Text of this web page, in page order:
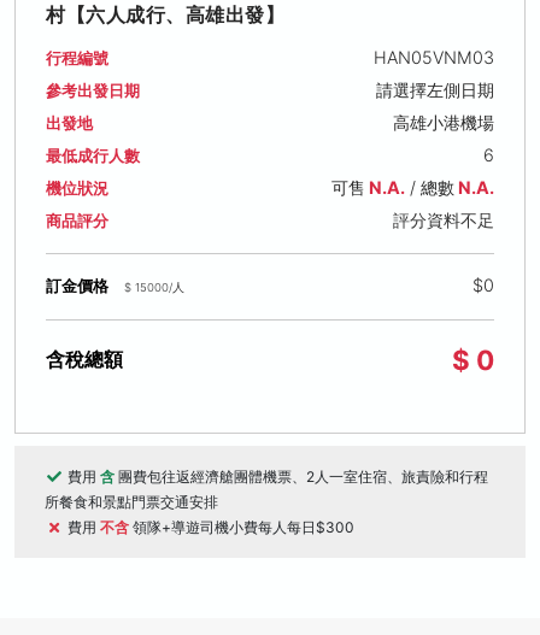
村【六人成行、高雄出發】
行程編號 HAN05VNM03
參考出發日期 請選擇左側日期
出發地 高雄小港機場
最低成行人數 6
機位狀況 可售 N.A./ 總數N.A.
商品評分 評分資料不足
訂金價格 $ 15000/人 $0
含稅總額 $ 0
費用 含 團費包往返經濟艙團體機票、2人一室住宿、旅責險和行程
所餐食和景點門票交通安排
費用 不含 領隊+導遊司機小費每人每日$300